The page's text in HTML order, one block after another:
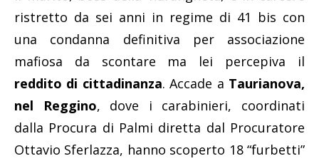
ristretto da sei anni in regime di 41 bis con
una condanna definitiva per associazione
mafiosa da scontare ma lei percepiva il
reddito di cittadinanza. Accade a Taurianova,
nel Reggino, dove i carabinieri, coordinati
dalla Procura di Palmi diretta dal Procuratore
Ottavio Sferlazza, hanno scoperto 18 “furbetti”